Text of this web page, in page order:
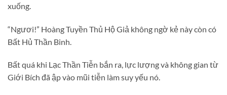
xuống.
“Ngươi!” Hoàng Tuyền Thủ Hộ Giả không ngờ kẻ này còn có
Bất Hủ Thần Binh.
Bất quá khi Lạc Thần Tiễn bắn ra, lực lượng và không gian từ
Giới Bích đã ập vào mũi tiễn làm suy yếu nó.